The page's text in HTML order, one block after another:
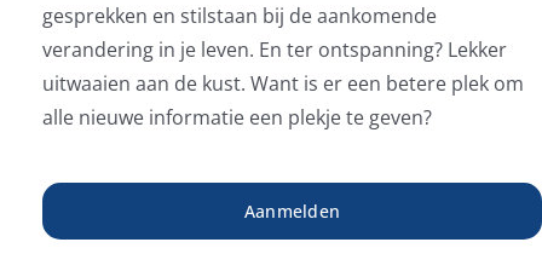
gesprekken en stilstaan bij de aankomende
verandering in je leven. En ter ontspanning? Lekker
uitwaaien aan de kust. Want is er een betere plek om
alle nieuwe informatie een plekje te geven?
Aanmelden